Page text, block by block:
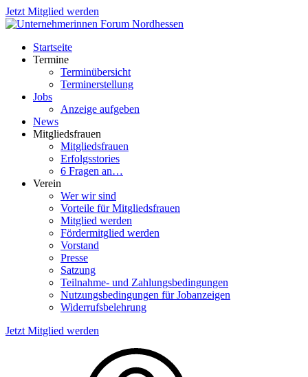
Jetzt Mitglied werden
Startseite
Termine
Terminübersicht
Terminerstellung
Jobs
Anzeige aufgeben
News
Mitgliedsfrauen
Mitgliedsfrauen
Erfolgsstories
6 Fragen an…
Verein
Wer wir sind
Vorteile für Mitgliedsfrauen
Mitglied werden
Fördermitglied werden
Vorstand
Presse
Satzung
Teilnahme- und Zahlungsbedingungen
Nutzungsbedingungen für Jobanzeigen
Widerrufsbelehrung
Jetzt Mitglied werden